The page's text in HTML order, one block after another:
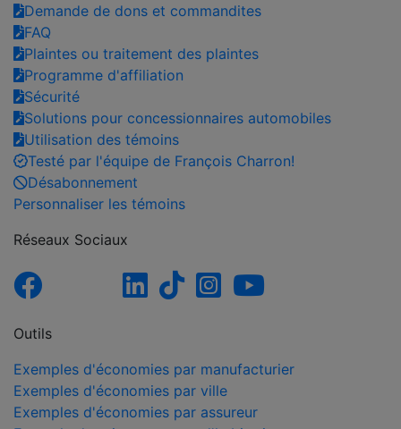
Demande de dons et commandites
FAQ
Plaintes ou traitement des plaintes
Programme d'affiliation
Sécurité
Solutions pour concessionnaires automobiles
Utilisation des témoins
Testé par l'équipe de François Charron!
Désabonnement
Personnaliser les témoins
Réseaux Sociaux
Outils
Exemples d'économies par manufacturier
Exemples d'économies par ville
Exemples d'économies par assureur